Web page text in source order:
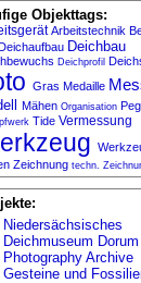
Objekttags:
Arbeitstechnik
Deichbau
Deichprofil
Gras Medaille
Mähen Organisation
Tide Vermessung
Zeichnung techn.
Niedersächsisches
Deichmuseum Dorum
Photography Archive
Gesteine und